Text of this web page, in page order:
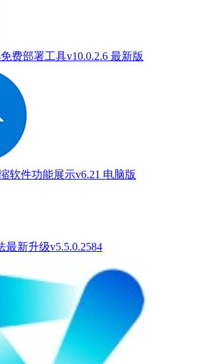
费部署工具v10.0.2.6 最新版
软件功能展示v6.21 电脑版
最新升级v5.5.0.2584